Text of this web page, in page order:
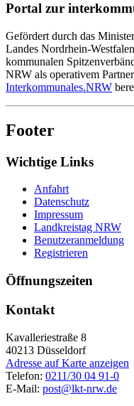
Portal zur
Gefördert durch das
Landes Nordrhein-
kommunalen
NRW als operativem
Interkommunales.NRW
Footer
Wichtige Links
Anfahrt
Datenschutz
Impressum
Landkreistag NRW
Benutzeranmeldung
Registrieren
Öffnungszeiten
Kontakt
Kavalleriestraße 8
40213 Düsseldorf
Adresse auf Karte anzeigen
Telefon: 0211/30 04 91-0
E-Mail: post@lkt-nrw.de